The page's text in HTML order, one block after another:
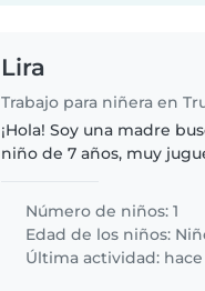
Lira
Trabajo para niñera en
¡Hola! Soy una madre
niño de 7 años, muy
ayudando con tareas del
Número de niños: 1
Edad de los niños:
Última actividad: